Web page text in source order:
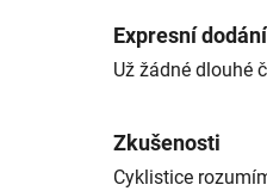
Expresní dodání
Už žádné dlouhé
Zkušenosti
Cyklistice